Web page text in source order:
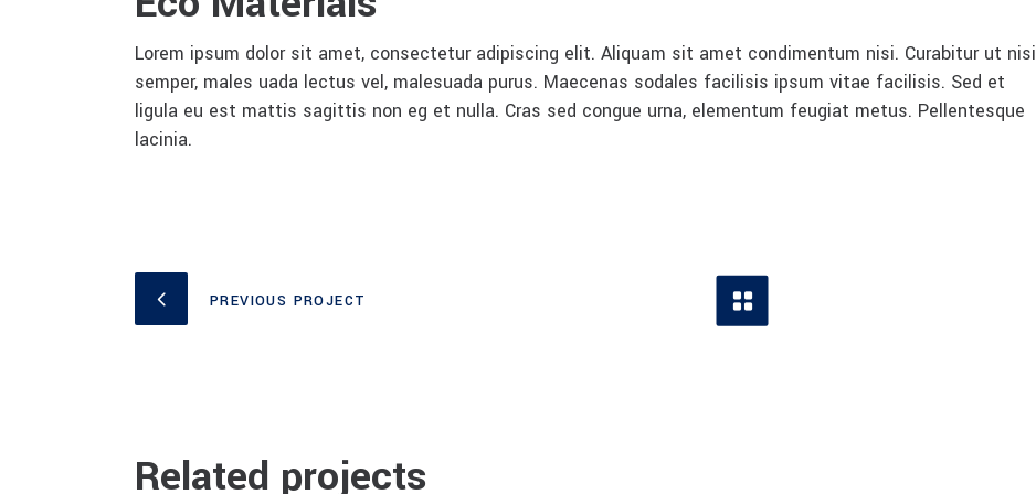
Lorem ipsum dolor sit amet, consectetur adipiscing elit. Aliquam sit amet condimentum nisi. Curabitur ut nisi
semper, males uada lectus vel, malesuada purus. Maecenas sodales facilisis ipsum vitae facilisis. Sed et
ligula eu est mattis sagittis non eg et nulla. Cras sed congue urna, elementum feugiat metus. Pellentesque
lacinia.
PREVIOUS PROJECT
Related projects